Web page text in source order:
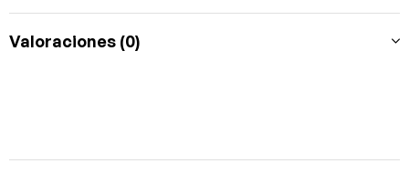
Valoraciones (0)